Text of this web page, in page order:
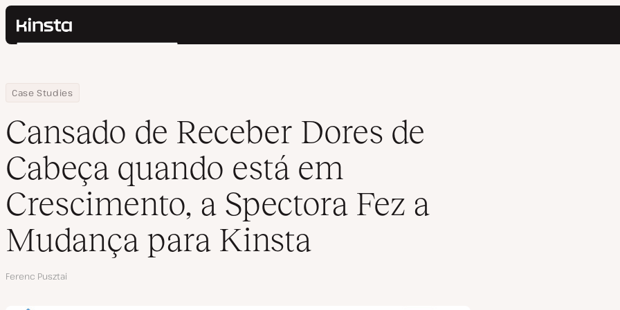
Kinsta®
Preços
Contato
Pesquisar
Home
Empresa
Case Studies
Cansado de Receber Dores de Cabeça quando está em Crescimento, a Spectora Fez a Mudança para Kinsta
Cansado de Receber Dores de
Cabeça quando está em
Crescimento, a Spectora Fez a
Mudança para Kinsta
Autor
Ferenc Pusztai